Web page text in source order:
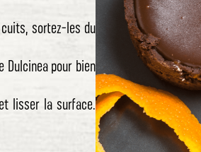
sortez-les du
Dulcinea pour bien
lisser la surface.